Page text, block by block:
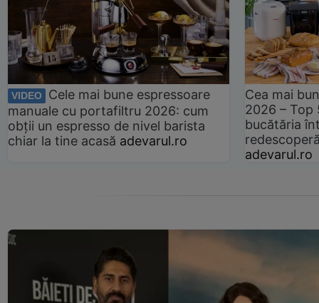
VIDEO
Cele mai bune espressoare
manuale cu portafiltru 2026: cum
obții un espresso de nivel barista
chiar la tine acasă adevarul.ro
Cea mai
2026 –
bucătăria
adevarul.ro